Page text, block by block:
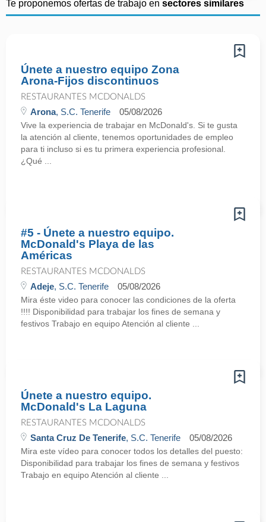
Te proponemos ofertas de trabajo en sectores similares
Únete a nuestro equipo Zona
Arona-Fijos discontinuos
RESTAURANTES MCDONALDS
Arona, S.C. Tenerife 05/08/2026
Vive la experiencia de trabajar en McDonald's. Si te gusta
la atención al cliente, tenemos oportunidades de empleo
para ti incluso si es tu primera experiencia profesional.
¿Qué ...
#5 - Únete a nuestro equipo.
McDonald's Playa de las
Américas
RESTAURANTES MCDONALDS
Adeje, S.C. Tenerife 05/08/2026
Mira éste video para conocer las condiciones de la oferta
!!!! Disponibilidad para trabajar los fines de semana y
festivos Trabajo en equipo Atención al cliente ...
Únete a nuestro equipo.
McDonald's La Laguna
RESTAURANTES MCDONALDS
Santa Cruz De Tenerife, S.C. Tenerife 05/08/2026
Mira este vídeo para conocer todos los detalles del puesto:
Disponibilidad para trabajar los fines de semana y festivos
Trabajo en equipo Atención al cliente ...